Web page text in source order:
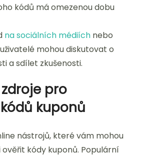
kódů má omezenou dobu
na sociálních médiích nebo
mohou diskutovat o
a sdílet zkušenosti.
pro
kuponů
nástrojů, které vám mohou
kódy kuponů. Populární